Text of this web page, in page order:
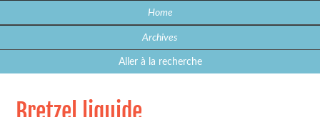
Home
Archives
Aller à la recherche